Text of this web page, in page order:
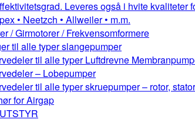
Leveres også i hvite
• Neetzch • Allweiler • m.m.
/ Girmotorer / Frekvensomformere
til alle typer slangepumper
til alle typer Luftdrevne
– Lobepumper
til alle typer skruepumper – rotor,
for Airgap